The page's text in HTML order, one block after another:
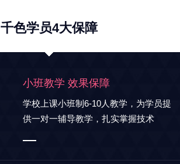
千色学员4大保障
小班教学 效果保障
学校上课小班制6-10人教学，为学员提
供一对一辅导教学，扎实掌握技术